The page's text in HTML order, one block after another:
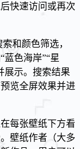
快速访问或再次
和颜色筛选，
色海岸”“星
展示。搜索结果
览全屏效果并进
每张壁纸下方看
壁纸作者（大多